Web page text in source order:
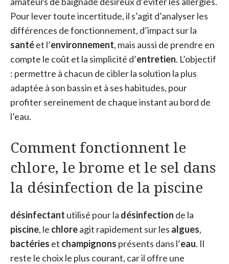
Pour lever toute incertitude, il s’agit d’analyser les
différences de fonctionnement, d’impact sur la
santéet l’environnement, mais aussi de prendre en
compte le coût et la simplicité d’entretien. L’objectif
: permettre à chacun de cibler la solution la plus
adaptée à son bassin et à ses habitudes, pour
profiter sereinement de chaque instant au bord de
l’eau.
Comment fonctionnent le
chlore, le brome et le sel dans
la désinfection de la piscine
désinfectant utilisé pour la désinfection de la
piscine, le chloreagit rapidement sur les algues,
bactéries et champignons présents dans l’eau. Il
reste le choix le plus courant, car il offre une